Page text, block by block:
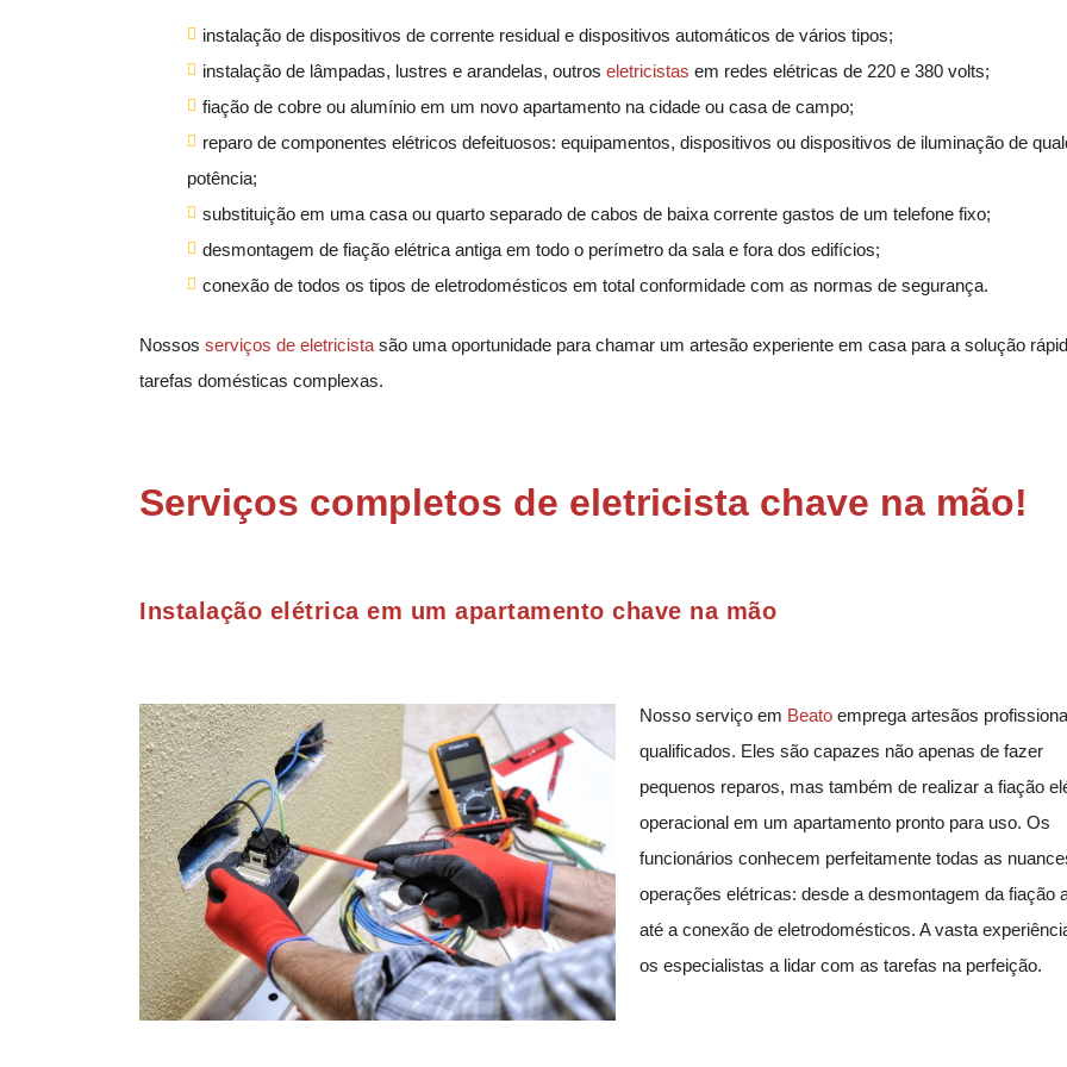
instalação de dispositivos de corrente residual e dispositivos automáticos de vários tipos;
instalação de lâmpadas, lustres e arandelas, outros eletricistas em redes elétricas de 220 e 380 volts;
fiação de cobre ou alumínio em um novo apartamento na cidade ou casa de campo;
reparo de componentes elétricos defeituosos: equipamentos, dispositivos ou dispositivos de iluminação de
potência;
substituição em uma casa ou quarto separado de cabos de baixa corrente gastos de um telefone fixo;
desmontagem de fiação elétrica antiga em todo o perímetro da sala e fora dos edifícios;
conexão de todos os tipos de eletrodomésticos em total conformidade com as normas de segurança.
Nossos serviços de eletricista são uma oportunidade para chamar um artesão experiente em casa para a solução
tarefas domésticas complexas.
Serviços completos de eletricista chave na mão!
Instalação elétrica em um apartamento chave na mão
Nosso serviço em Beato emprega artesãos
qualificados. Eles são capazes não apenas de fazer
pequenos reparos, mas também de realizar a fiação
operacional em um apartamento pronto para uso. Os
funcionários conhecem perfeitamente todas as
operações elétricas: desde a desmontagem da fiação
até a conexão de eletrodomésticos. A vasta
os especialistas a lidar com as tarefas na perfeição.